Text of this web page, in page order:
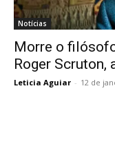
Notícias
Morre o
Roger Scruton,
Leticia Aguiar - 12 de